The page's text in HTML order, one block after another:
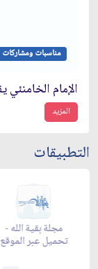
مناسبات ومشاركات
المزيد
التطبيقات
مجلة بقية الله -
تحميل عبر الموقع